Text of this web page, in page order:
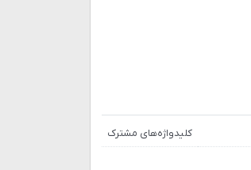
کلیدواژه‌های مشترک